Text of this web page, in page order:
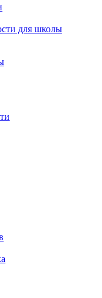
для школы